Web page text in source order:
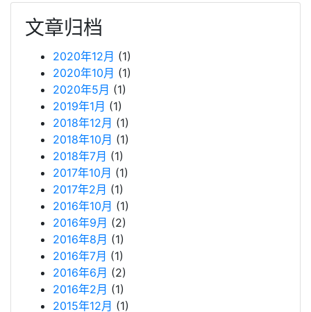
文章归档
2020年12月 (1)
2020年10月 (1)
2020年5月 (1)
2019年1月 (1)
2018年12月 (1)
2018年10月 (1)
2018年7月 (1)
2017年10月 (1)
2017年2月 (1)
2016年10月 (1)
2016年9月 (2)
2016年8月 (1)
2016年7月 (1)
2016年6月 (2)
2016年2月 (1)
2015年12月 (1)